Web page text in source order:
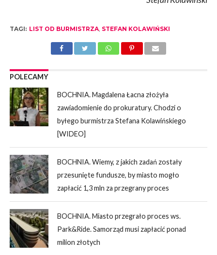
TAGI: LIST OD BURMISTRZA, STEFAN KOLAWIŃSKI
POLECAMY
BOCHNIA. Magdalena Łacna złożyła
zawiadomienie do prokuratury. Chodzi o
byłego burmistrza Stefana Kolawińskiego
[WIDEO]
BOCHNIA. Wiemy, z jakich zadań zostały
przesunięte fundusze, by miasto mogło
zapłacić 1,3 mln za przegrany proces
BOCHNIA. Miasto przegrało proces ws.
Park&Ride. Samorząd musi zapłacić ponad
milion złotych